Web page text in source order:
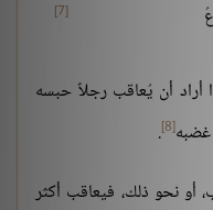
[7]
أراد أن يُعاقب رجلاً حبسه
غضبه[8]
.
نحو ذلك، فيعاقب أكثر